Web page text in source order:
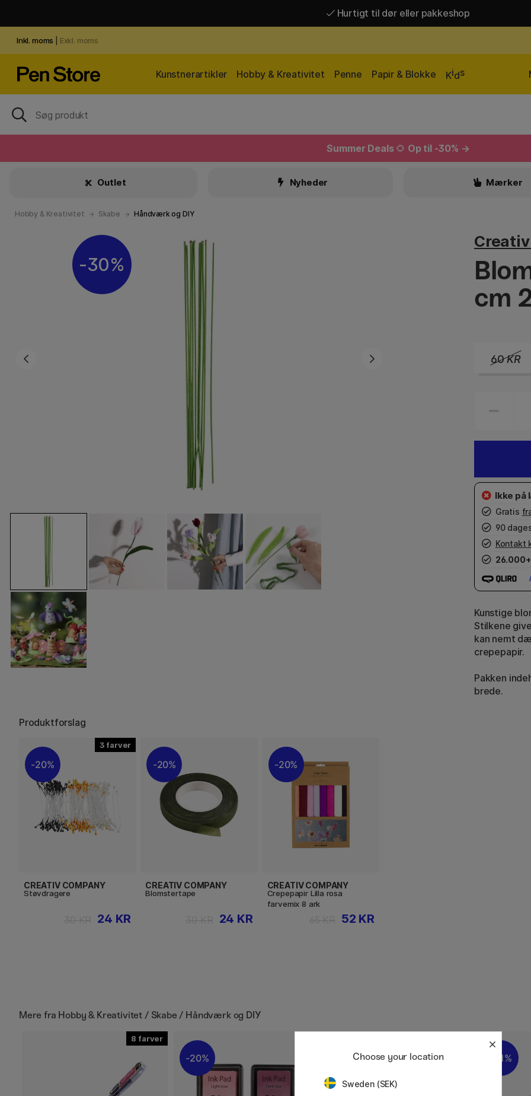
Gratis fragt over 449 kr*
Inkl. moms Exkl. moms
Kunstnerartikler Hobby & Kreativitet Penne Papir & Blokke Kids
Summer Deals 🌻 Op til -30% →
Outlet Nyheder Mærker
Hobby & Kreativitet Skabe Håndværk og DIY
30%
Produktforslag
3
20%
CREATIV COMPANY
Støvdragere
24 KR
20%
CREATIV COMPANY
Blomstertape
24 KR
20%
CREATIV COMPANY
Crepepapir Lilla rosa
farvemix 8 ark
52 KR
cm
60KR
Gratis
90
Kontakt
26.000+
Kunstige
Stilkene
kan nemt
crepepapir.
Pakken
brede.
Mere fra Hobby & Kreativitet / Skabe / Håndværk og DIY
8
20% 30% 21%
Choose your location
Sweden (SEK)